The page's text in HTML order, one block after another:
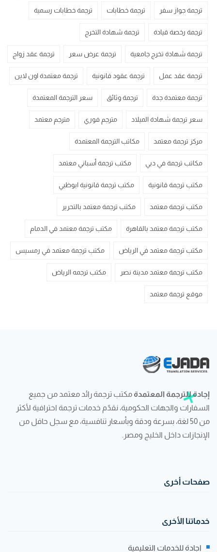
ترجمة جواز سفر ترجمة خطابات ترجمة خطابات رسمية
ترجمة رخصة قيادة ترجمة شهادة التخرج
ترجمة شهادة تخرج جامعية ترجمة عرض سعر ترجمة عقد زواج
ترجمة عقد عمل ترجمة عقود قانونية ترجمة معتمدة اون لاين
ترجمة معتمدة جدة ترجمة وثائق سعر الترجمة المعتمدة
سعر ترجمة شهادة الميلاد مترجم فوري مترجم معتمد
مركز ترجمة معتمد مكاتب الترجمة المعتمدة
مكاتب ترجمة في دبي مكتب ترجمة أسباني معتمد
مكتب ترجمة قانونية مكتب ترجمة قانونية ابوظبي
مكتب ترجمة معتمد مكتب ترجمة معتمد بالتحرير
مكتب ترجمة معتمد بالقاهرة مكتب ترجمة معتمد في الدمام
مكتب ترجمة معتمد في الرياض مكتب ترجمة معتمد في رمسيس
مكتب ترجمة معتمد مدينة نصر مكتب ترجمه الرياض
موقع ترجمة معتمد
إجادة للترجمة المعتمدة مكتب ترجمة رائد معتمد من جميع
السفارات والجهات الحكومية، نقدّم خدمات ترجمة احترافية لأكثر
من 50 لغة، بسرعة ودقة وبأسعار تنافسية، مع سجل حافل من
الإنجازات داخل الخليج ومصر.
صفحات أخرى
خدماتنا الأخرى
اجادة للخدمات التعليمية